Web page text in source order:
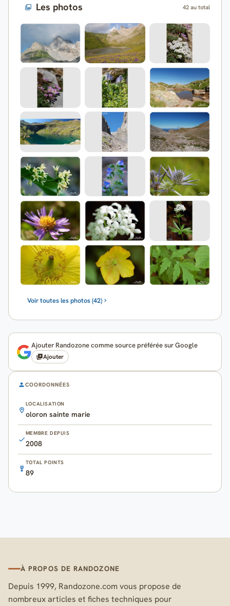
Les photos 42 au total
Voir toutes les photos (42)
Ajouter Randozone comme source préférée sur Google
Ajouter
COORDONNÉES
LOCALISATION
oloron sainte marie
MEMBRE DEPUIS
2008
TOTAL POINTS
89
À PROPOS DE RANDOZONE
Depuis 1999, Randozone.com vous propose de
nombreux articles et fiches techniques pour